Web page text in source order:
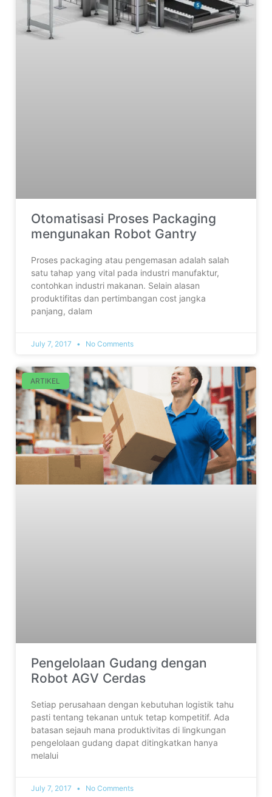
Otomatisasi Proses Packaging
mengunakan Robot Gantry
Proses packaging atau pengemasan adalah salah
satu tahap yang vital pada industri manufaktur,
contohkan industri makanan. Selain alasan
produktifitas dan pertimbangan cost jangka
panjang, dalam
July 7, 2017 No Comments
ARTIKEL
Pengelolaan Gudang dengan
Robot AGV Cerdas
Setiap perusahaan dengan kebutuhan logistik tahu
pasti tentang tekanan untuk tetap kompetitif. Ada
batasan sejauh mana produktivitas di lingkungan
pengelolaan gudang dapat ditingkatkan hanya
melalui
July 7, 2017 No Comments